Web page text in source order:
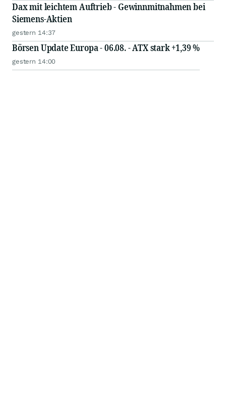
Dax mit leichtem Auftrieb - Gewinnmitnahmen bei
Siemens-Aktien
gestern 14:37
Börsen Update Europa - 06.08. - ATX stark +1,39 %
gestern 14:00